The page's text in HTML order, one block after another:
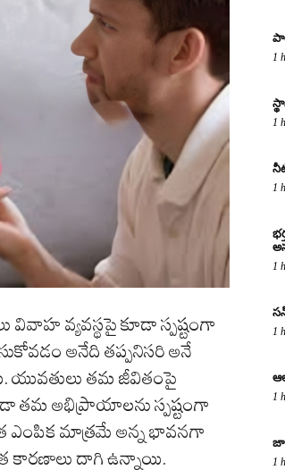
వ్యవస్థపై కూడా స్పష్టంగా
అనేది తప్పనిసరి అనే
యువతులు తమ జీవితంపై
తమ అభిప్రాయాలను స్పష్టంగా
ఎంపిక మాత్రమే అన్న భావనగా
కారణాలు దాగి ఉన్నాయి.
1
1
1
1
1
1
1